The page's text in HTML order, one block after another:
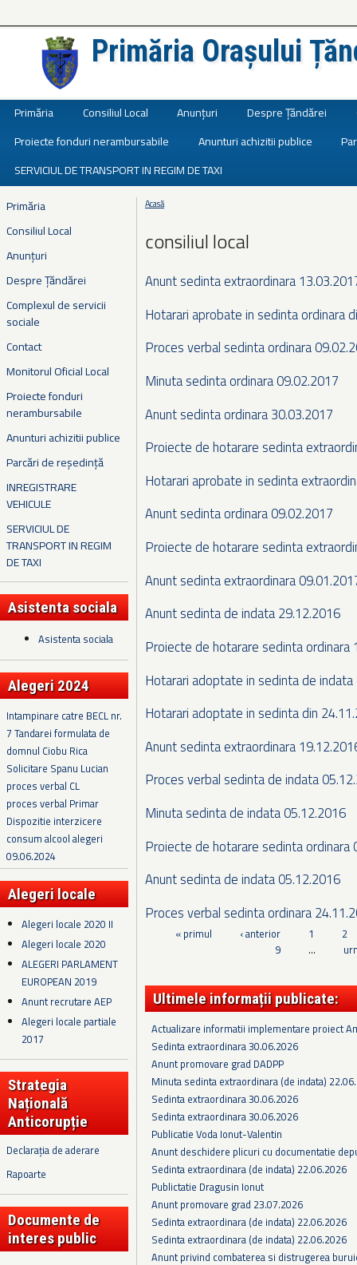
Primăria Orașului
Primăria Consiliul Local Anunțuri Despre Țăndărei
Proiecte fonduri nerambursabile
Anunturi achizitii publice
SERVICIUL DE TRANSPORT IN REGIM DE TAXI
Primăria
Consiliul Local
Anunțuri
Despre Țăndărei
Complexul de servicii
sociale
Contact
Monitorul Oficial Local
Proiecte fonduri
nerambursabile
Anunturi achizitii publice
Parcări de reședință
INREGISTRARE
VEHICULE
SERVICIUL DE
TRANSPORT IN REGIM
DE TAXI
Asistenta sociala
Asistenta sociala
Alegeri 2024
Intampinare catre BECL nr.
7 Tandarei formulata de
domnul Ciobu Rica
Solicitare Spanu Lucian
proces verbal CL
proces verbal Primar
Dispozitie interzicere
consum alcool alegeri
09.06.2024
Alegeri locale
Alegeri locale 2020 II
Alegeri locale 2020
ALEGERI PARLAMENT
EUROPEAN 2019
Anunt recrutare AEP
Alegeri locale partiale
2017
Strategia
Națională
Anticorupție
Declarația de aderare
Rapoarte
Documente de
interes public
Eşti aici
Acasă
consiliul local
Anunt sedinta extraordinara
Hotarari aprobate in sedinta ordinara
Proces verbal sedinta ordinara
Minuta sedinta ordinara 09.02.2017
Anunt sedinta ordinara 30.03.2017
Proiecte de hotarare sedinta
Hotarari aprobate in sedinta
Anunt sedinta ordinara 09.02.2017
Proiecte de hotarare sedinta
Anunt sedinta extraordinara
Anunt sedinta de indata 29.12.2016
Proiecte de hotarare sedinta ordinara
Hotarari adoptate in sedinta de
Hotarari adoptate in sedinta din
Anunt sedinta extraordinara
Proces verbal sedinta de indata
Minuta sedinta de indata 05.12.2016
Proiecte de hotarare sedinta ordinara
Anunt sedinta de indata 05.12.2016
Proces verbal sedinta ordinara
Pagini« primul ‹ anterior 1
2
9
…
Ultimele informații publicate:
Actualizare informatii implementare proiect
Sedinta extraordinara 30.06.2026
Anunt promovare grad DADPP
Minuta sedinta extraordinara (de indata)
Sedinta extraordinara 30.06.2026
Sedinta extraordinara 30.06.2026
Publicatie Voda Ionut-Valentin
Anunt deschidere plicuri cu documentatie
Sedinta extraordinara (de indata) 22.06.2026
Publictatie Dragusin Ionut
Anunt promovare grad 23.07.2026
Sedinta extraordinara (de indata) 22.06.2026
Sedinta extraordinara (de indata) 22.06.2026
Anunt privind combaterea si distrugerea